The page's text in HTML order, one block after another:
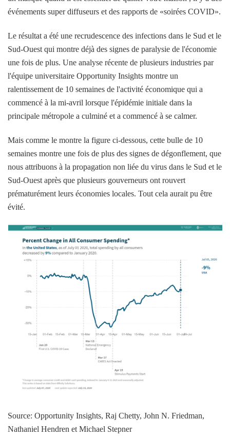
événements super diffuseurs et des rapports de «soirées COVID».
Le résultat a été une recrudescence des infections dans le Sud et le
Sud-Ouest qui montre déjà des signes de paralysie de l'économie
une fois de plus. Une analyse récente de plusieurs industries par
l'équipe universitaire Opportunity Insights montre un
ralentissement de 10 semaines de l'activité économique qui a
commencé à la mi-avril lorsque l'épidémie initiale dans la
principale métropole a culminé et a commencé à se calmer.
Mais comme le montre la figure ci-dessous, cette bulle de 10
semaines montre une fois de plus des signes de dégonflement, que
nous attribuons à la propagation non liée du virus dans le Sud et le
Sud-Ouest après que plusieurs gouverneurs ont rouvert
prématurément leurs économies locales. Tout cela aurait pu être
évité.
Source: Opportunity Insights, Raj Chetty, John N. Friedman,
Nathaniel Hendren et Michael Stepner